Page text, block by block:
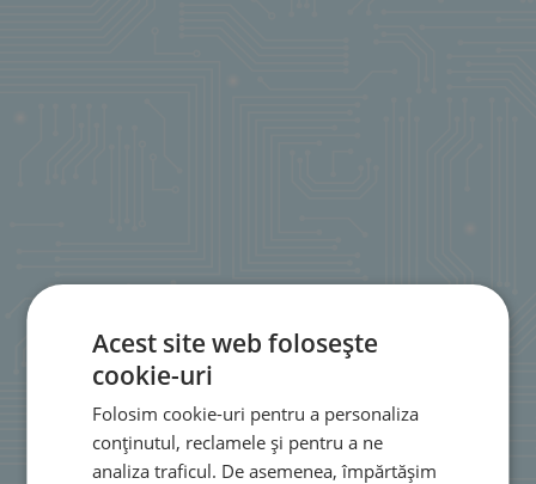
Acest site web folosește
cookie-uri
Folosim cookie-uri pentru a personaliza
conținutul, reclamele și pentru a ne
analiza traficul. De asemenea, împărtășim